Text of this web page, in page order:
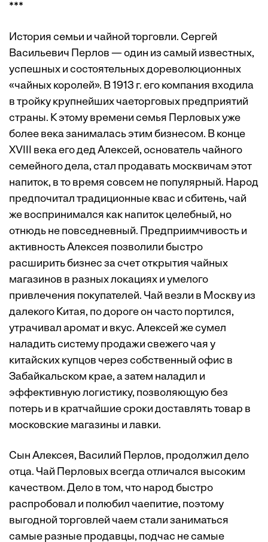
***
История семьи и чайной торговли. Сергей
Васильевич Перлов — один из самый известных,
успешных и состоятельных дореволюционных
«чайных королей». В 1913 г. его компания входила
в тройку крупнейших чаеторговых предприятий
страны. К этому времени семья Перловых уже
более века занималась этим бизнесом. В конце
XVIII века его дед Алексей, основатель чайного
семейного дела, стал продавать москвичам этот
напиток, в то время совсем не популярный. Народ
предпочитал традиционные квас и сбитень, чай
же воспринимался как напиток целебный, но
отнюдь не повседневный. Предприимчивость и
активность Алексея позволили быстро
расширить бизнес за счет открытия чайных
магазинов в разных локациях и умелого
привлечения покупателей. Чай везли в Москву из
далекого Китая, по дороге он часто портился,
утрачивал аромат и вкус. Алексей же сумел
наладить систему продажи свежего чая у
китайских купцов через собственный офис в
Забайкальском крае, а затем наладил и
эффективную логистику, позволяющую без
потерь и в кратчайшие сроки доставлять товар в
московские магазины и лавки.
Сын Алексея, Василий Перлов, продолжил дело
отца. Чай Перловых всегда отличался высоким
качеством. Дело в том, что народ быстро
распробовал и полюбил чаепитие, поэтому
выгодной торговлей чаем стали заниматься
самые разные продавцы, подчас не самые